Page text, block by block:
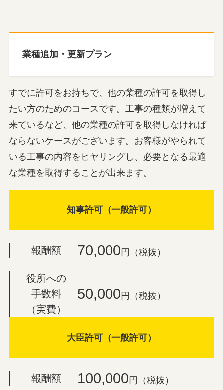
業種追加・更新プラン
すでに許可をお持ちで、他の業種の許可を取得し
たい方のためのコースです。工事の種類が増えて
来ているなど、他の業種の許可を取得しなければ
ならないケースがございます。お客様がやられて
いる工事の内容をヒヤリングし、必要となる最適
な業種を取得することが出来ます。
知事許可（一般許可）
報酬額 70,000 円（税抜）
役所への
手数料
（実費）
50,000 円（税抜）
大臣許可（一般許可）
報酬額 100,000円（税抜）